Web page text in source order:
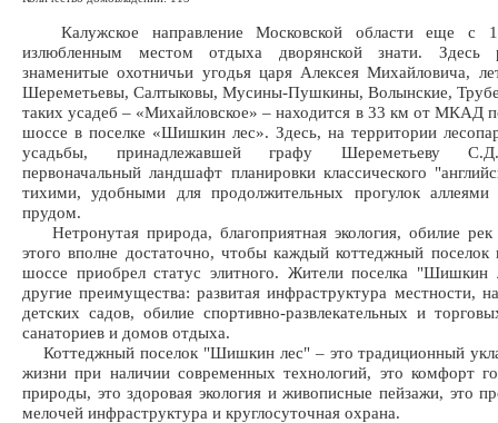
Калужское направление Московской области еще с
излюбленным местом отдыха дворянской знати. Здесь
знаменитые охотничьи угодья царя Алексея Михайловича,
Шереметьевы, Салтыковы, Мусины-Пушкины, Волынские,
таких усадеб – «Михайловское» – находится в 33 км от МКАД
шоссе в поселке «Шишкин лес». Здесь, на территории
усадьбы, принадлежавшей графу Шереметьеву
первоначальный ландшафт планировки классического
тихими, удобными для продолжительных прогулок
прудом.
Нетронутая природа, благоприятная экология, обилие
этого вполне достаточно, чтобы каждый коттеджный
шоссе приобрел статус элитного. Жители поселка
другие преимущества: развитая инфраструктура местности,
детских садов, обилие спортивно-развлекательных и
санаториев и домов отдыха.
Коттеджный поселок "Шишкин лес" – это традиционный
жизни при наличии современных технологий, это комфорт
природы, это здоровая экология и живописные пейзажи, это
мелочей инфраструктура и круглосуточная охрана.